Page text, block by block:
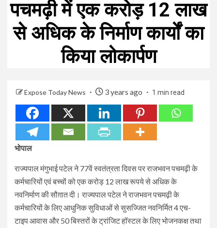
पचमढ़ी में एक करोड़ 12 लाख
से अधिक के निर्माण कार्यों का
किया लोकार्पण
Expose Today News 3 years ago 1 min read
भोपाल
राज्यपाल मंगुभाई पटेल ने 77वें स्वतंत्रता दिवस पर राजभवन पचमढ़ी के
कर्मचारियों एवं बच्चों को एक करोड़ 12 लाख रूपये से अधिक के
नवनिर्माण की सौग़ात दी। राज्यपाल पटेल ने राजभवन पचमढ़ी के
कर्मचारियों के लिए आधुनिक सुविधाओं से सुसज्जित नवनिर्मित 4 एच-
टाइप आवास और 50 बिस्तरों के ट्रांजिट हॉस्टल के लिए भोजनकक्ष तथा